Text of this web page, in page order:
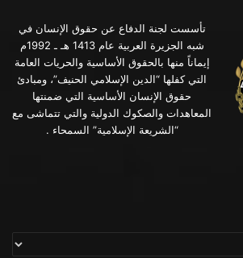
تأسست لجنة الدفاع عن حقوق الإنسان في
شبه الجزيرة العربية عام 1413 هـ ـ 1992م
إيماناً منها بالحقوق الأساسية والحريات العامة
التي كفلها “الدين الإسلامي الحنيف”، ومبادئ
حقوق الإنسان الأساسية التي ضمنتها
المعاهدات والصكوك الدولية والتي تتماشى مع
“الشريعة الإسلامية” السمحاء .